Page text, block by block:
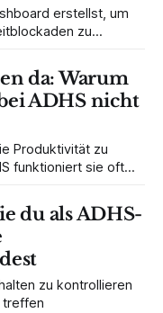
erstellst, um
zu
einem All-in-One
da: Warum
ADHS nicht
Produktivität zu
funktioniert sie oft
du als ADHS-
zu kontrollieren
treffen